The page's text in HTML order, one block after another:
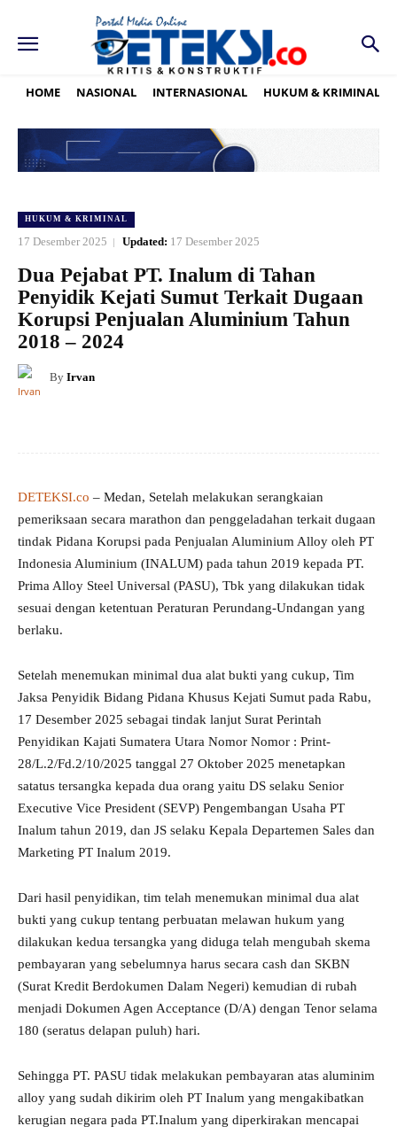
HOME NASIONAL INTERNASIONAL HUKUM & KRIMINAL
HUKUM & KRIMINAL
17 Desember 2025 Updated: 17 Desember 2025
Dua Pejabat PT. Inalum di Tahan
Penyidik Kejati Sumut Terkait Dugaan
Korupsi Penjualan Aluminium Tahun
2018 – 2024
By Irvan
DETEKSI.co – Medan, Setelah melakukan serangkaian
pemeriksaan secara marathon dan penggeladahan terkait dugaan
tindak Pidana Korupsi pada Penjualan Aluminium Alloy oleh PT
Indonesia Aluminium (INALUM) pada tahun 2019 kepada PT.
Prima Alloy Steel Universal (PASU), Tbk yang dilakukan tidak
sesuai dengan ketentuan Peraturan Perundang-Undangan yang
berlaku.
Setelah menemukan minimal dua alat bukti yang cukup, Tim
Jaksa Penyidik Bidang Pidana Khusus Kejati Sumut pada Rabu,
17 Desember 2025 sebagai tindak lanjut Surat Perintah
Penyidikan Kajati Sumatera Utara Nomor Nomor : Print-
28/L.2/Fd.2/10/2025 tanggal 27 Oktober 2025 menetapkan
satatus tersangka kepada dua orang yaitu DS selaku Senior
Executive Vice President (SEVP) Pengembangan Usaha PT
Inalum tahun 2019, dan JS selaku Kepala Departemen Sales dan
Marketing PT Inalum 2019.
Dari hasil penyidikan, tim telah menemukan minimal dua alat
bukti yang cukup tentang perbuatan melawan hukum yang
dilakukan kedua tersangka yang diduga telah mengubah skema
pembayaran yang sebelumnya harus secara cash dan SKBN
(Surat Kredit Berdokumen Dalam Negeri) kemudian di rubah
menjadi Dokumen Agen Acceptance (D/A) dengan Tenor selama
180 (seratus delapan puluh) hari.
Sehingga PT. PASU tidak melakukan pembayaran atas aluminim
alloy yang sudah dikirim oleh PT Inalum yang mengakibatkan
kerugian negara pada PT.Inalum yang diperkirakan mencapai